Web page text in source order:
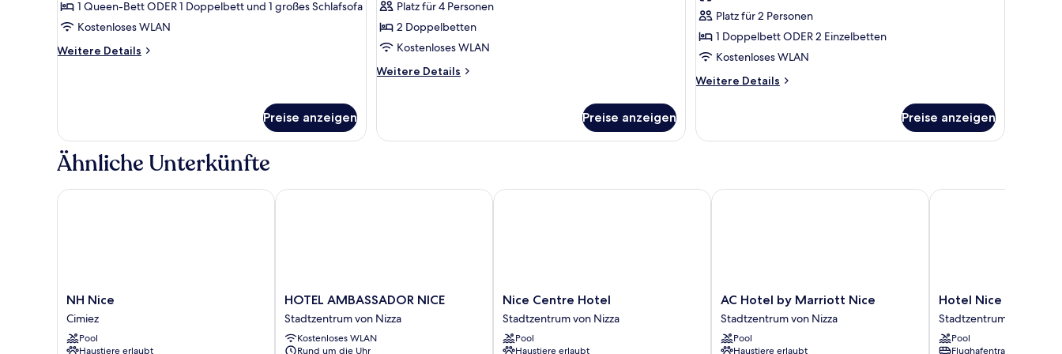
with
terrace
1 Queen-Bett ODER 1 Doppelbett und 1 großes Schlafsofa
Kostenloses WLAN
Weitere Details
Weitere
terrace
Preise anzeigen
Platz für 4 Personen
2 Doppelbetten
Kostenloses WLAN
Weitere Details
Weitere
Preise anzeigen
anzeigen
Platz für 2 Personen
1 Doppelbett ODER 2 Einzelbetten
Kostenloses WLAN
Weitere Details
Weitere
„Harmony“
Preise anzeigen
Ähnliche Unterkünfte
NH
Nice
Cimiez
NH Nice
Cimiez
Pool
Haustiere erlaubt
NH Nice
HOTEL
AMBASSADOR
NICE
Stadtzentrum
HOTEL AMBASSADOR NICE
Stadtzentrum von Nizza
Kostenloses WLAN
Rund um die Uhr
HOTEL AMBASSADOR NICE
Nice
Centre
Hotel
Stadtzentrum
Nice Centre Hotel
Stadtzentrum von Nizza
Pool
Haustiere erlaubt
Nice Centre Hotel
AC
Hotel
by
Marriott
AC Hotel by Marriott Nice
Stadtzentrum von Nizza
Pool
Haustiere erlaubt
AC Hotel by Marriott Nice
Hotel
Nice
Riviera
Stadtzentrum
Hotel Nice Riviera
Stadtzentrum von Nizza
Pool
Flughafentransfer
Hotel Nice Riviera